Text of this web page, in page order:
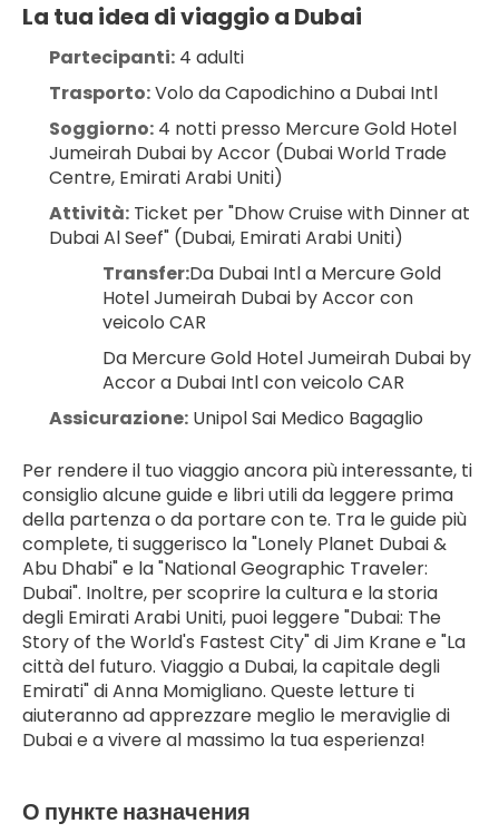
La tua idea di viaggio a Dubai
Partecipanti: 4 adulti
Trasporto: Volo da Capodichino a Dubai Intl
Soggiorno: 4 notti presso Mercure Gold Hotel
Jumeirah Dubai by Accor (Dubai World Trade
Centre, Emirati Arabi Uniti)
Attività: Ticket per "Dhow Cruise with Dinner at
Dubai Al Seef" (Dubai, Emirati Arabi Uniti)
Transfer:Da Dubai Intl a Mercure Gold
Hotel Jumeirah Dubai by Accor con
veicolo CAR
Da Mercure Gold Hotel Jumeirah Dubai by
Accor a Dubai Intl con veicolo CAR
Assicurazione: Unipol Sai Medico Bagaglio
Per rendere il tuo viaggio ancora più interessante, ti
consiglio alcune guide e libri utili da leggere prima
della partenza o da portare con te. Tra le guide più
complete, ti suggerisco la "Lonely Planet Dubai &
Abu Dhabi" e la "National Geographic Traveler:
Dubai". Inoltre, per scoprire la cultura e la storia
degli Emirati Arabi Uniti, puoi leggere "Dubai: The
Story of the World's Fastest City" di Jim Krane e "La
città del futuro. Viaggio a Dubai, la capitale degli
Emirati" di Anna Momigliano. Queste letture ti
aiuteranno ad apprezzare meglio le meraviglie di
Dubai e a vivere al massimo la tua esperienza!
О пункте назначения